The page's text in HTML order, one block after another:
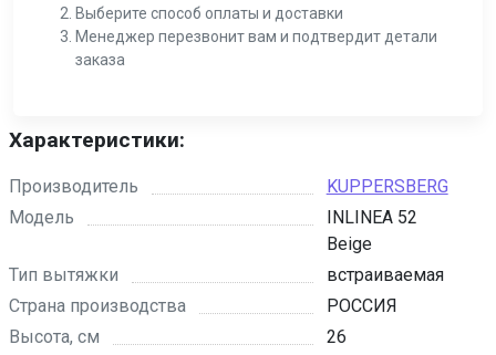
Выберите способ оплаты и доставки
Менеджер перезвонит вам и подтвердит детали
заказа
Характеристики:
Производитель
KUPPERSBERG
Модель
INLINEA 52
Beige
Тип вытяжки
встраиваемая
Страна производства
РОССИЯ
Высота, см
26